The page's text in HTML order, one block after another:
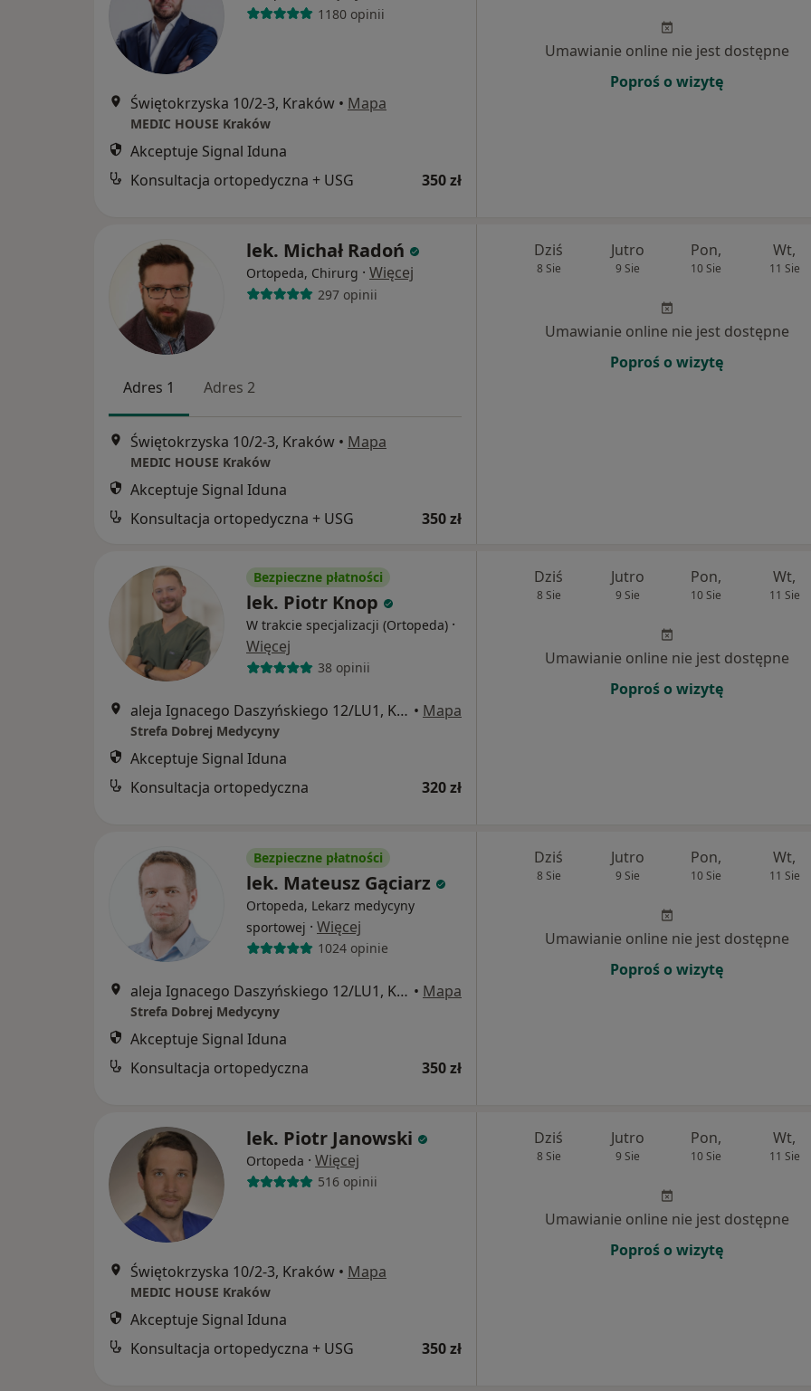
1180 opinii
Świętokrzyska 10/2-3, Kraków • Mapa
MEDIC HOUSE Kraków
Akceptuje Signal Iduna
Konsultacja ortopedyczna + USG
350 zł
Umawianie online nie jest dostępne
Poproś o wizytę
lek. Michał Radoń
Ortopeda, Chirurg · Więcej
297 opinii
Adres 1 Adres 2
Świętokrzyska 10/2-3, Kraków • Mapa
MEDIC HOUSE Kraków
Akceptuje Signal Iduna
Konsultacja ortopedyczna + USG
350 zł
Dziś
8 Sie
Jutro
9 Sie
Pon,
10 Sie
Wt,
11 Sie
Umawianie online nie jest dostępne
Poproś o wizytę
Bezpieczne płatności
lek. Piotr Knop
W trakcie specjalizacji (Ortopeda) ·
Więcej
38 opinii
aleja Ignacego Daszyńskiego 12/LU1, Kraków • Mapa
Strefa Dobrej Medycyny
Akceptuje Signal Iduna
Konsultacja ortopedyczna
320 zł
Dziś
8 Sie
Jutro
9 Sie
Pon,
10 Sie
Wt,
11 Sie
Umawianie online nie jest dostępne
Poproś o wizytę
Bezpieczne płatności
lek. Mateusz Gąciarz
Ortopeda, Lekarz medycyny
sportowej · Więcej
1024 opinie
aleja Ignacego Daszyńskiego 12/LU1, Kraków • Mapa
Strefa Dobrej Medycyny
Akceptuje Signal Iduna
Konsultacja ortopedyczna
350 zł
Dziś
8 Sie
Jutro
9 Sie
Pon,
10 Sie
Wt,
11 Sie
Umawianie online nie jest dostępne
Poproś o wizytę
lek. Piotr Janowski
Ortopeda · Więcej
516 opinii
Świętokrzyska 10/2-3, Kraków • Mapa
MEDIC HOUSE Kraków
Akceptuje Signal Iduna
Konsultacja ortopedyczna + USG
350 zł
Dziś
8 Sie
Jutro
9 Sie
Pon,
10 Sie
Wt,
11 Sie
Umawianie online nie jest dostępne
Poproś o wizytę